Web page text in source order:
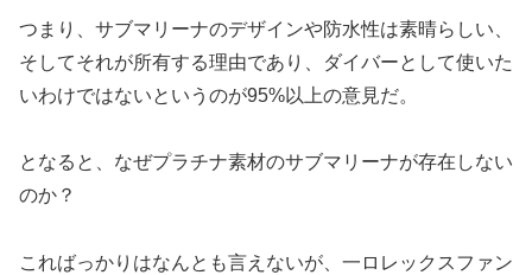
つまり、サブマリーナのデザインや防水性は素晴らしい、
そしてそれが所有する理由であり、ダイバーとして使いた
いわけではないというのが95%以上の意見だ。
となると、なぜプラチナ素材のサブマリーナが存在しない
のか？
こればっかりはなんとも言えないが、一ロレックスファン